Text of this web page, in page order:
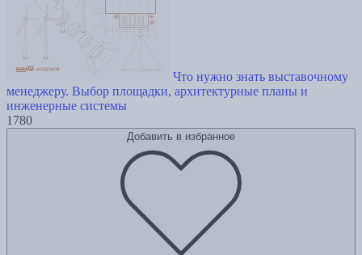
Что нужно знать выставочному
менеджеру. Выбор площадки, архитектурные планы и
инженерные системы
1780
Добавить в избранное